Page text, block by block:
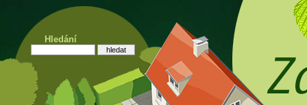
Hledání